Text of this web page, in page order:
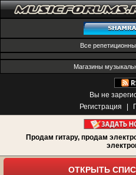
Все
Магазины
Вы не
Регистрация
Продам гитару, продам
ОТКРЫТЬ